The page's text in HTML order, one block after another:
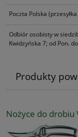
Poczta Polska
Odbiór osobisty w
Kwidzyńska 7; od Pon.
Produkty
Nożyce do drobiu